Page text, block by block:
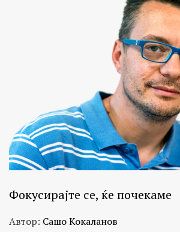
Фокусирајте се, ќе почекаме
Автор: Сашо Кокаланов